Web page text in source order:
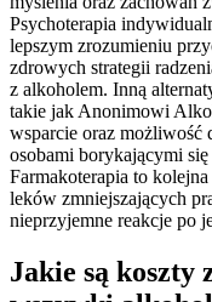
Psychoterapia
lepszym zrozumieniu
zdrowych strategii
z alkoholem. Inną
takie jak Anonimowi
wsparcie oraz możliwość
osobami borykającymi
Farmakoterapia to
leków zmniejszających
nieprzyjemne reakcje po
Jakie są koszty